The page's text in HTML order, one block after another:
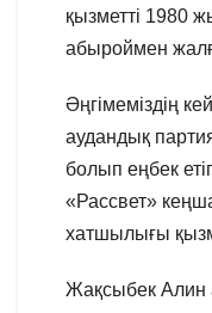
қызметті 1980
абыроймен
Әңгімеміздің
аудандық
болып еңбек
«Рассвет»
хатшылығы
Жақсыбек Алин